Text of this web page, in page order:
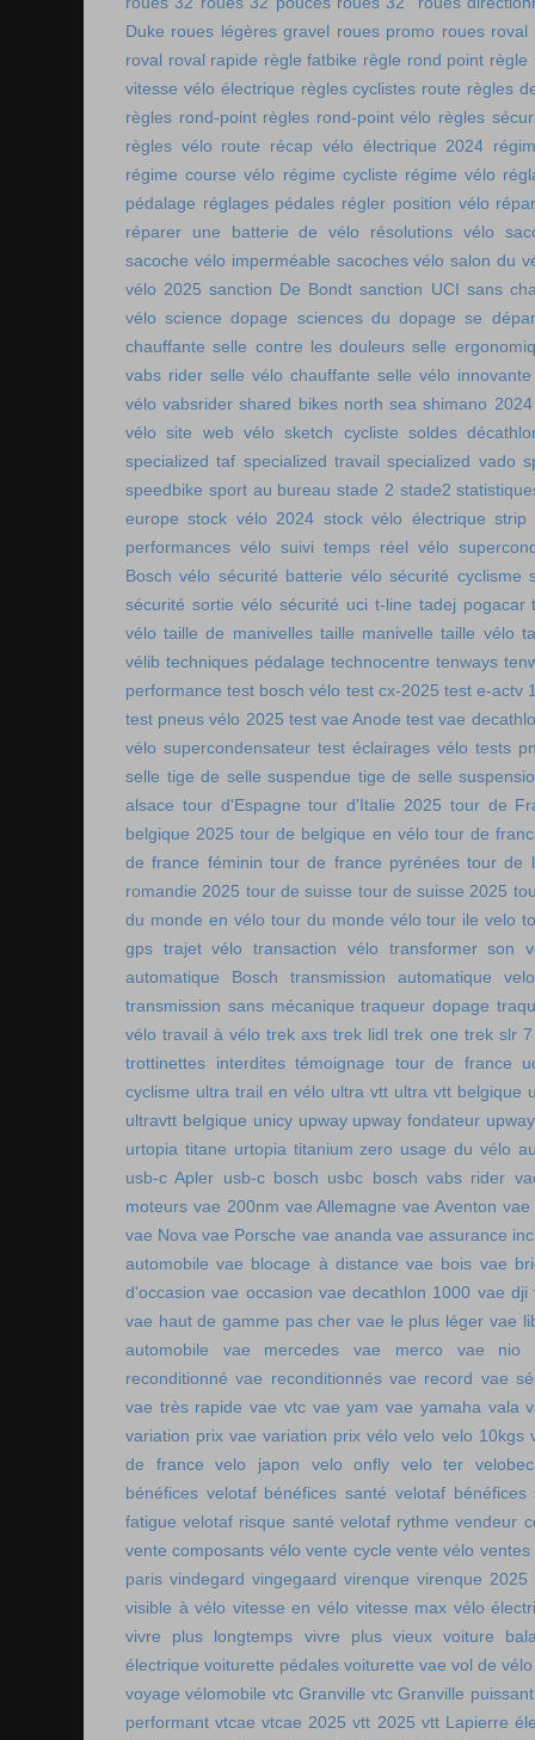
Duke roues légères gravel roues promo roues roval
roval roval rapide règle fatbike règle rond point règle
vitesse vélo électrique règles cyclistes route règles
règles rond-point règles rond-point vélo règles
règles vélo route
récap vélo électrique 2024
régime course vélo régime cycliste régime vélo
pédalage réglages pédales régler position vélo
réparer une batterie de vélo
résolutions vélo
sacoche vélo imperméable sacoches vélo salon du
vélo 2025 sanction De Bondt sanction UCI sans
vélo science dopage sciences du dopage se
chauffante selle contre les douleurs selle
vabs rider selle vélo chauffante selle vélo innovante
vélo vabsrider shared bikes north sea shimano 2024
vélo site web vélo sketch cycliste soldes
specialized taf specialized travail specialized vado
speedbike sport au bureau stade 2 stade2
europe stock vélo 2024 stock vélo électrique strip
performances vélo suivi temps réel vélo
Bosch vélo sécurité batterie vélo sécurité cyclisme
sécurité sortie vélo sécurité uci t-line tadej pogacar
vélo taille de manivelles taille manivelle taille vélo
vélib techniques pédalage technocentre tenways
performance test bosch vélo test cx-2025 test e-actv
test pneus vélo 2025 test vae Anode test vae
vélo supercondensateur test éclairages vélo tests
selle tige de selle suspendue tige de selle
alsace tour d'Espagne tour d'Italie 2025 tour de
belgique 2025 tour de belgique en vélo tour de
de france féminin tour de france pyrénées tour de
romandie 2025 tour de suisse tour de suisse 2025
du monde en vélo tour du monde vélo tour ile velo
gps trajet vélo transaction vélo
transformer son
automatique Bosch
transmission automatique
transmission sans mécanique traqueur dopage
vélo travail à vélo trek axs trek lidl trek one trek slr 7
trottinettes interdites témoignage tour de france
cyclisme ultra trail en vélo ultra vtt ultra vtt belgique
ultravtt belgique unicy upway upway fondateur
urtopia titane urtopia titanium zero usage du vélo
usb-c Apler usb-c bosch usbc bosch vabs rider
moteurs vae 200nm vae Allemagne vae Aventon vae
vae Nova vae Porsche vae ananda vae assurance
automobile vae blocage à distance vae bois vae
d'occasion vae occasion vae decathlon 1000 vae dji
vae haut de gamme pas cher vae le plus léger vae
automobile
vae mercedes vae merco
vae nio
reconditionné vae reconditionnés vae record vae
vae très rapide vae vtc vae yam vae yamaha vala
variation prix vae variation prix vélo velo velo 10kgs
de france
velo japon velo onfly velo ter
bénéfices velotaf bénéfices santé velotaf
fatigue velotaf risque santé velotaf rythme vendeur
vente composants vélo vente cycle vente vélo ventes
paris vindegard vingegaard virenque virenque 2025
visible à vélo vitesse en vélo vitesse max vélo
vivre plus longtemps
vivre plus vieux voiture
électrique voiturette pédales voiturette vae vol de
voyage vélomobile vtc Granville vtc Granville puissant
performant vtcae vtcae 2025 vtt 2025 vtt Lapierre